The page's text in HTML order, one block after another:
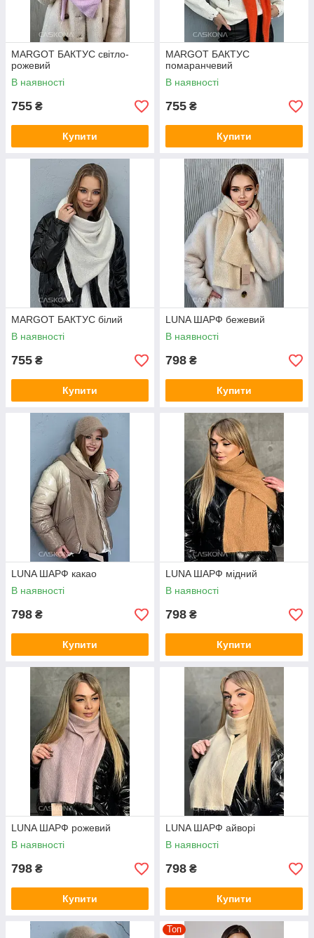
MARGOT БАКТУС світло-
рожевий
В наявності
755 ₴
Купити
MARGOT БАКТУС
помаранчевий
В наявності
755 ₴
Купити
MARGOT БАКТУС білий
В наявності
755 ₴
Купити
LUNA ШАРФ бежевий
В наявності
798 ₴
Купити
LUNA ШАРФ какао
В наявності
798 ₴
Купити
LUNA ШАРФ мідний
В наявності
798 ₴
Купити
LUNA ШАРФ рожевий
В наявності
798 ₴
Купити
LUNA ШАРФ айворі
В наявності
798 ₴
Купити
Топ